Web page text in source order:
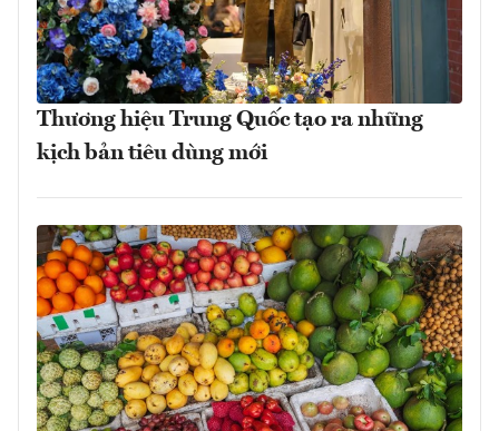
Thương hiệu Trung Quốc tạo ra những
kịch bản tiêu dùng mới